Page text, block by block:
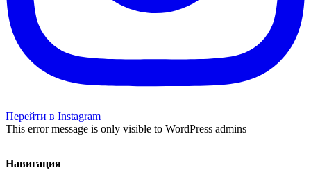
Перейти в Instagram
This error message is only visible to WordPress admins
Навигация